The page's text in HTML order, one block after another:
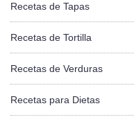
Recetas de Tapas
Recetas de Tortilla
Recetas de Verduras
Recetas para Dietas